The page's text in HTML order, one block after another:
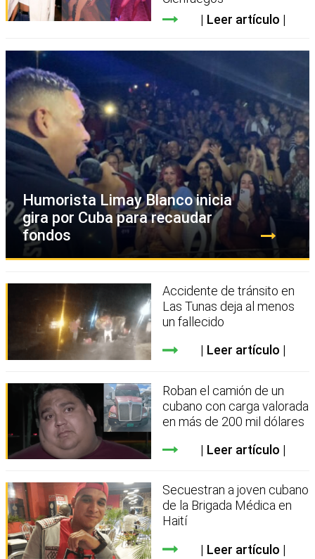
Leer artículo
Humorista Limay Blanco inicia
gira por Cuba para recaudar
fondos
Accidente de tránsito en
Las Tunas deja al menos
un fallecido
Leer artículo
Roban el camión de un
cubano con carga valorada
en más de 200 mil dólares
Leer artículo
Secuestran a joven cubano
de la Brigada Médica en
Haití
Leer artículo